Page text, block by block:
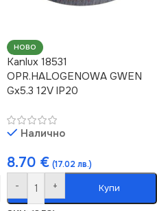
НОВО
Kanlux 18531
OPR.HALOGENOWA GWEN
Gx5.3 12V IP20
Налично
8.70 € (17.02 лв.)
- + Купи